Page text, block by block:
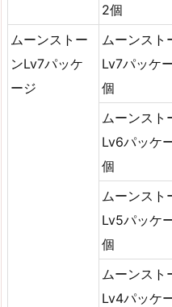
2個
ムーンストー
ンLv7パッケ
ージ
ムーンスト
Lv7パッケ
個
ムーンスト
Lv6パッケ
個
ムーンスト
Lv5パッケ
個
ムーンスト
Lv4パッケ